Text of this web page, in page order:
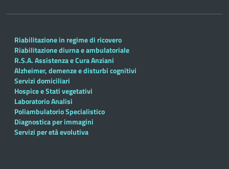
Riabilitazione in regime di ricovero
Riabilitazione diurna e ambulatoriale
R.S.A. Assistenza e Cura Anziani
Alzheimer, demenze e disturbi cognitivi
Servizi domiciliari
Hospice e Stati vegetativi
Laboratorio Analisi
Poliambulatorio Specialistico
Diagnostica per immagini
Servizi per età evolutiva